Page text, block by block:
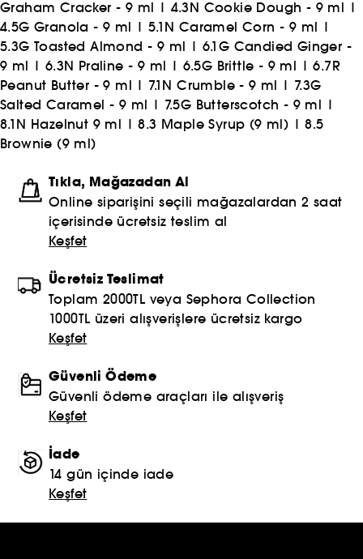
Graham Cracker - 9 ml | 4.3N Cookie Dough - 9 ml |
4.5G Granola - 9 ml | 5.1N Caramel Corn - 9 ml |
5.3G Toasted Almond - 9 ml | 6.1G Candied Ginger -
9 ml | 6.3N Praline - 9 ml | 6.5G Brittle - 9 ml |6.7R
Peanut Butter - 9 ml | 7.1N Crumble - 9 ml | 7.3G
Salted Caramel - 9 ml | 7.5G Butterscotch - 9 ml |
8.1N Hazelnut 9 ml |8.3 Maple Syrup (9 ml) |8.5
Brownie (9 ml)
Tıkla, Mağazadan Al
Online siparişini seçili mağazalardan 2 saat
içerisinde ücretsiz teslim al
Keşfet
Ücretsiz Teslimat
Toplam 2000TL veya Sephora Collection
1000TL üzeri alışverişlere ücretsiz kargo
Keşfet
Güvenli Ödeme
Güvenli ödeme araçları ile alışveriş
Keşfet
İade
14 gün içinde iade
Keşfet